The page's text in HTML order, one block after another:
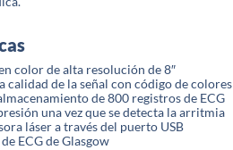
color de alta resolución de 8″
calidad de la señal con código de colores
de 800 registros de ECG
una vez que se detecta la arritmia
láser a través del puerto USB
ECG de Glasgow